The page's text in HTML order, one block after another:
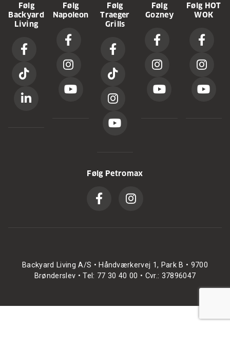
Følg
Backyard
Living
Følg
Napoleon
Følg
Traeger
Grills
Følg
Gozney
Følg HOT
WOK
Følg Petromax
Backyard Living A/S • Håndværkervej 1, Park B • 9700
Brønderslev • Tel: 77 30 40 00 • Cvr.: 37896047